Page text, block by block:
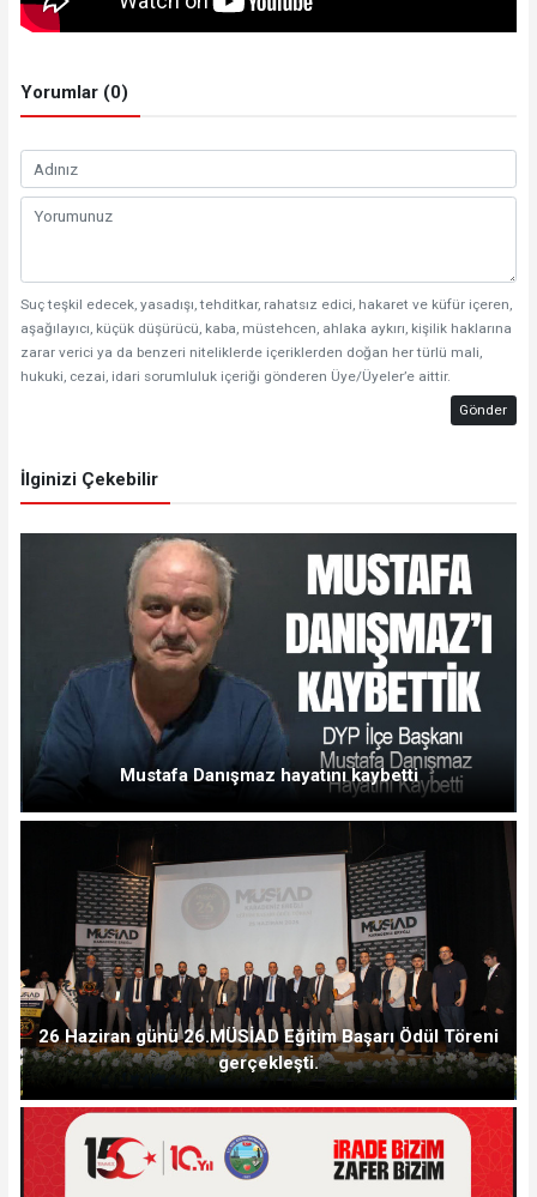
Yorumlar (0)
Suç teşkil edecek, yasadışı, tehditkar, rahatsız edici, hakaret ve küfür içeren,
aşağılayıcı, küçük düşürücü, kaba, müstehcen, ahlaka aykırı, kişilik haklarına
zarar verici ya da benzeri niteliklerde içeriklerden doğan her türlü mali,
hukuki, cezai, idari sorumluluk içeriği gönderen Üye/Üyeler’e aittir.
Gönder
İlginizi Çekebilir
Mustafa Danışmaz hayatını kaybetti
26 Haziran günü 26.MÜSİAD Eğitim Başarı Ödül Töreni
gerçekleşti.